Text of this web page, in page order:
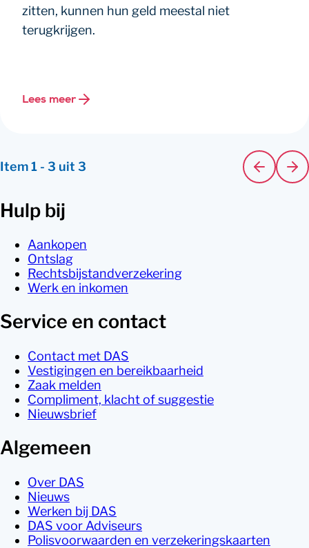
zitten, kunnen hun geld meestal niet
terugkrijgen.
Lees meer
Item1 - 3 uit 3
Hulp bij
Aankopen
Ontslag
Rechtsbijstandverzekering
Werk en inkomen
Service en contact
Contact met DAS
Vestigingen en bereikbaarheid
Zaak melden
Compliment, klacht of suggestie
Nieuwsbrief
Algemeen
Over DAS
Nieuws
Werken bij DAS
DAS voor Adviseurs
Polisvoorwaarden en verzekeringskaarten